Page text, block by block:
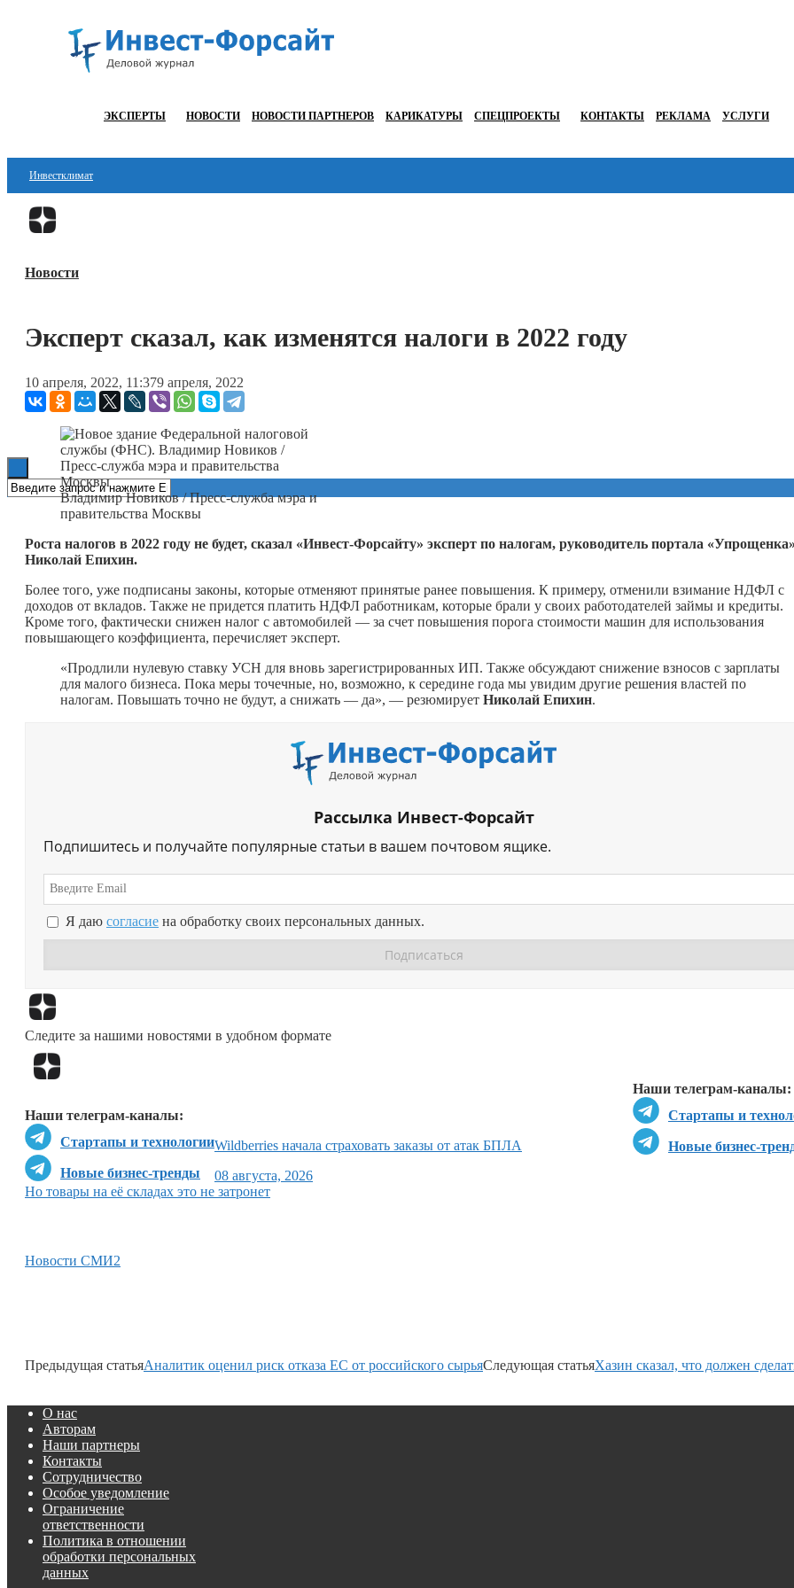
ЭКСПЕРТЫ НОВОСТИ НОВОСТИ ПАРТНЕРОВ КАРИКАТУРЫ СПЕЦПРОЕКТЫ КОНТАКТЫ РЕКЛАМА УСЛУГИ
Инвестклимат
Финансы
Блокчейн
ESG
Новости
Эксперт сказал, как изменятся налоги в 2022 году
10 апреля, 2022, 11:379 апреля, 2022
Владимир Новиков / Пресс-служба мэра и
правительства Москвы
Роста налогов в 2022 году не будет, сказал «Инвест-Форсайту» эксперт по налогам, руководитель портала «Упрощенка»
Николай Епихин.
Более того, уже подписаны законы, которые отменяют принятые ранее повышения. К примеру, отменили взимание НДФЛ с
доходов от вкладов. Также не придется платить НДФЛ работникам, которые брали у своих работодателей займы и кредиты.
Кроме того, фактически снижен налог с автомобилей — за счет повышения порога стоимости машин для использования
повышающего коэффициента, перечисляет эксперт.
«Продлили нулевую ставку УСН для вновь зарегистрированных ИП. Также обсуждают снижение взносов с зарплаты
для малого бизнеса. Пока меры точечные, но, возможно, к середине года мы увидим другие решения властей по
налогам. Повышать точно не будут, а снижать — да», — резюмирует Николай Епихин.
Рассылка Инвест-Форсайт
Подпишитесь и получайте популярные статьи в вашем почтовом ящике.
Я даю согласие на обработку своих персональных данных.
Следите за нашими новостями в удобном формате
Наши телеграм-каналы:
Стартапы и
Новые бизнес-
Наши телеграм-каналы:
Стартапы и технологии
Новые бизнес-тренды
Wildberries начала страховать заказы от атак БПЛА
08 августа, 2026
Но товары на её складах это не затронет
Новости СМИ2
Предыдущая статьяАналитик оценил риск отказа ЕС от российского сырьяСледующая статьяХазин сказал, что должен
О нас
Авторам
Наши партнеры
Контакты
Сотрудничество
Особое уведомление
Ограничение
ответственности
Политика в отношении
обработки персональных
данных